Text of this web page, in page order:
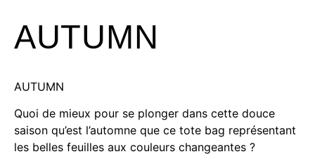
AUTUMN
AUTUMN
Quoi de mieux pour se plonger dans cette douce
saison qu’est l’automne que ce tote bag représentant
les belles feuilles aux couleurs changeantes ?